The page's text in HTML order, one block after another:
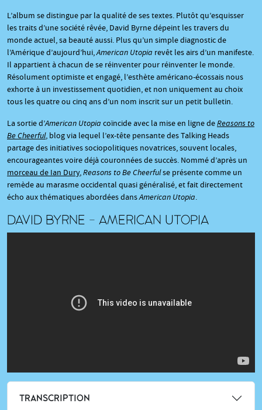
L’album se distingue par la qualité de ses textes. Plutôt qu’esquisser
les traits d’une société rêvée, David Byrne dépeint les travers du
monde actuel, sa beauté aussi. Plus qu’un simple diagnostic de
l’Amérique d’aujourd’hui,American Utopia revêt les airs d’un manifeste.
Il appartient à chacun de se réinventer pour réinventer le monde.
Résolument optimiste et engagé, l’esthète américano-écossais nous
exhorte à un investissement quotidien, et non uniquement au choix
tous les quatre ou cinq ans d’un nom inscrit sur un petit bulletin.
La sortie d’American Utopia coïncide avec la mise en ligne deReasons to
Be Cheerful, blog via lequel l’ex-tête pensante des Talking Heads
partage des initiatives sociopolitiques novatrices, souvent locales,
encourageantes voire déjà couronnées de succès. Nommé d’après un
morceau de Ian Dury,Reasons to Be Cheerfulse présente comme un
remède au marasme occidental quasi généralisé, et fait directement
écho aux thématiques abordées dansAmerican Utopia.
DAVID BYRNE - AMERICAN UTOPIA
TRANSCRIPTION